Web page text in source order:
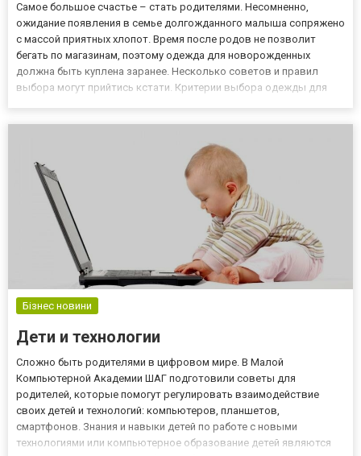
Самое большое счастье – стать родителями. Несомненно,
ожидание появления в семье долгожданного малыша сопряжено
с массой приятных хлопот. Время после родов не позволит
бегать по магазинам, поэтому одежда для новорожденных
должна быть куплена заранее. Несколько советов и правил
выбора могут прийтись кстати. Критерии выбора одежды для
Бізнес новини
Дети и технологии
Сложно быть родителями в цифровом мире. В Малой
Компьютерной Академии ШАГ подготовили советы для
родителей, которые помогут регулировать взаимодействие
своих детей и технологий: компьютеров, планшетов,
смартфонов. Знания и навыки детей по работе с новыми
технологиями или компьютерное образование детей являются